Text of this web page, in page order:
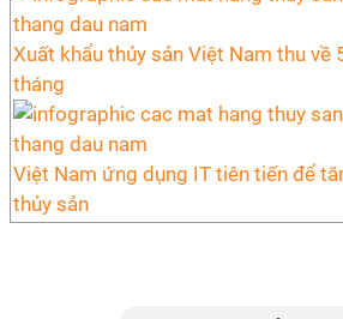
Xuất khẩu thủy sản Việt Nam thu về
tháng
Việt Nam ứng dụng IT tiên tiến để
thủy sản